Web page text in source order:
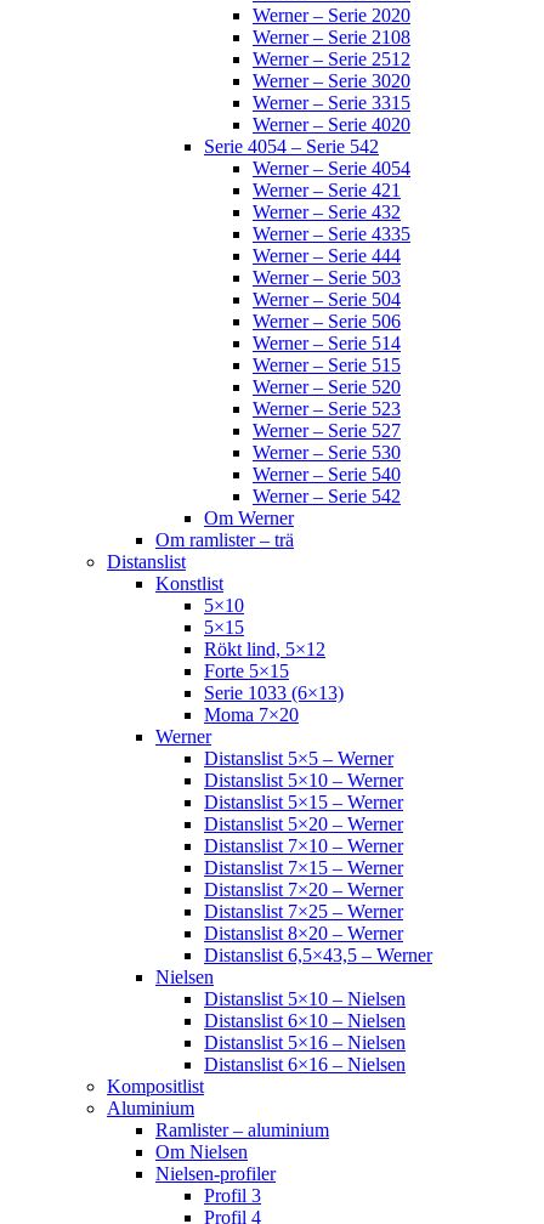
Werner – Serie 2020
Werner – Serie 2108
Werner – Serie 2512
Werner – Serie 3020
Werner – Serie 3315
Werner – Serie 4020
Serie 4054 – Serie 542
Werner – Serie 4054
Werner – Serie 421
Werner – Serie 432
Werner – Serie 4335
Werner – Serie 444
Werner – Serie 503
Werner – Serie 504
Werner – Serie 506
Werner – Serie 514
Werner – Serie 515
Werner – Serie 520
Werner – Serie 523
Werner – Serie 527
Werner – Serie 530
Werner – Serie 540
Werner – Serie 542
Om Werner
Om ramlister – trä
Distanslist
Konstlist
5×10
5×15
Rökt lind, 5×12
Forte 5×15
Serie 1033 (6×13)
Moma 7×20
Werner
Distanslist 5×5 – Werner
Distanslist 5×10 – Werner
Distanslist 5×15 – Werner
Distanslist 5×20 – Werner
Distanslist 7×10 – Werner
Distanslist 7×15 – Werner
Distanslist 7×20 – Werner
Distanslist 7×25 – Werner
Distanslist 8×20 – Werner
Distanslist 6,5×43,5 – Werner
Nielsen
Distanslist 5×10 – Nielsen
Distanslist 6×10 – Nielsen
Distanslist 5×16 – Nielsen
Distanslist 6×16 – Nielsen
Kompositlist
Aluminium
Ramlister – aluminium
Om Nielsen
Nielsen-profiler
Profil 3
Profil 4